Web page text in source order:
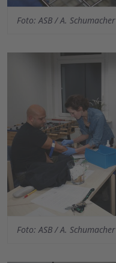
Foto: ASB / A. Schumacher
Foto: ASB / A. Schumacher